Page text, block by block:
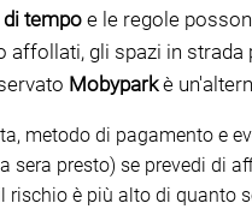
tempo e le regole
gli spazi in
Mobyparkè
metodo di pagamento e
sera presto) se prevedi di
rischio è più alto di quanto